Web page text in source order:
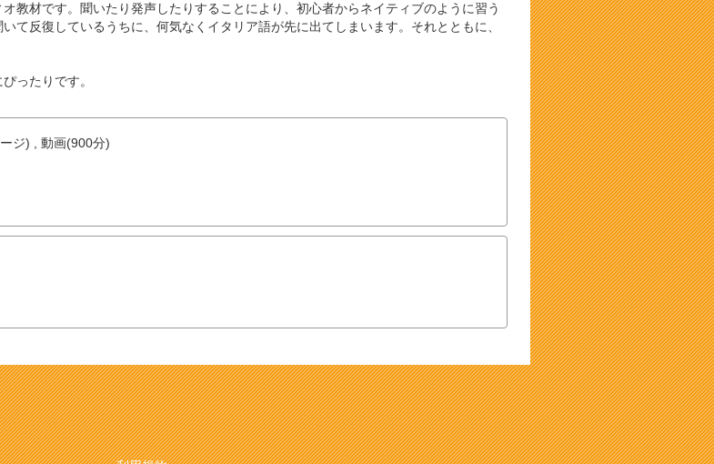
教材です。聞いたり発声したりすることにより、初心者からネイティブのように習う
て反復しているうちに、何気なくイタリア語が先に出てしまいます。それとともに、
ったりです。
ジ) , 動画(900分)